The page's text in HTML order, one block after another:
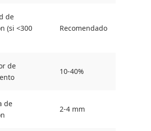
de
(si <300
Recomendado
de
10-40%
de
2-4 mm